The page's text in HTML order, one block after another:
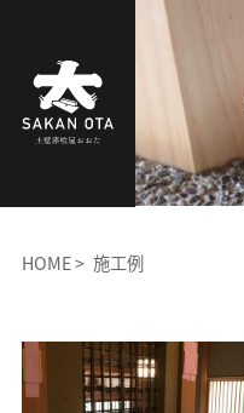
HOME 施工例